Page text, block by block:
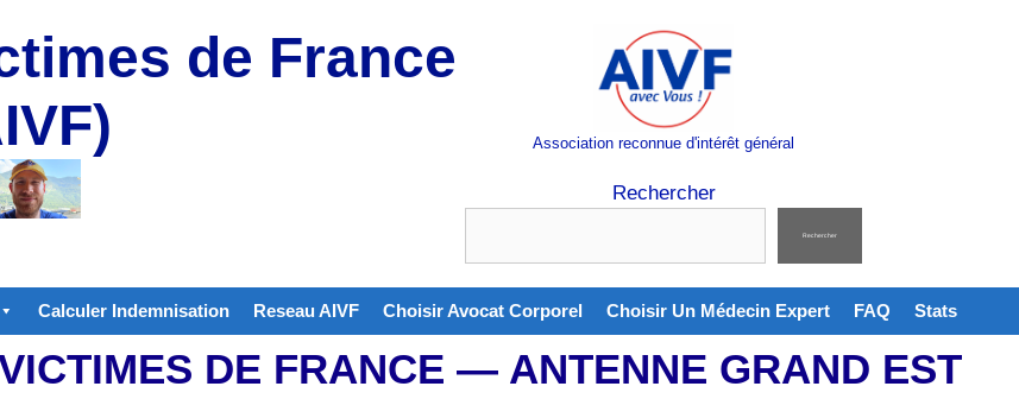
Association reconnue d'intérêt général
Rechercher
Rechercher
de France
Calculer Indemnisation Reseau AIVF Choisir Avocat Corporel Choisir Un Médecin Expert FAQ Stats
DE FRANCE — ANTENNE GRAND EST